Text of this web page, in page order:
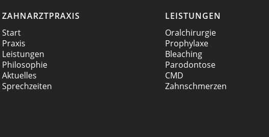
ZAHNARZTPRAXIS
Start
Praxis
Leistungen
Philosophie
Aktuelles
Sprechzeiten
LEISTUNGEN
Oralchirurgie
Prophylaxe
Bleaching
Parodontose
CMD
Zahnschmerzen